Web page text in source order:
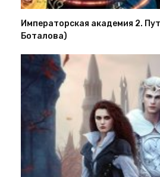
Императорская академия 2.
Боталова)